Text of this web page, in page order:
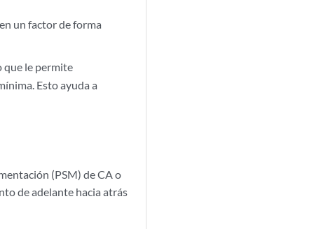
un factor de forma
le permite
Esto ayuda a
(PSM) de CA o
de adelante hacia atrás